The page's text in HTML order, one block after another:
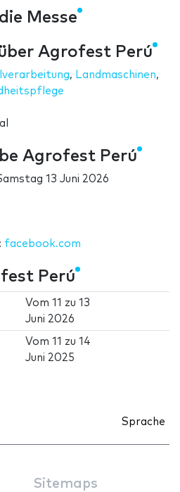
Messe
Agrofest Perú
, Landmaschinen,
Agrofest Perú
13 Juni 2026
facebook.com
Perú
Vom11 zu13
Juni 2026
Vom11 zu14
Juni 2025
Sprache
Sitemaps